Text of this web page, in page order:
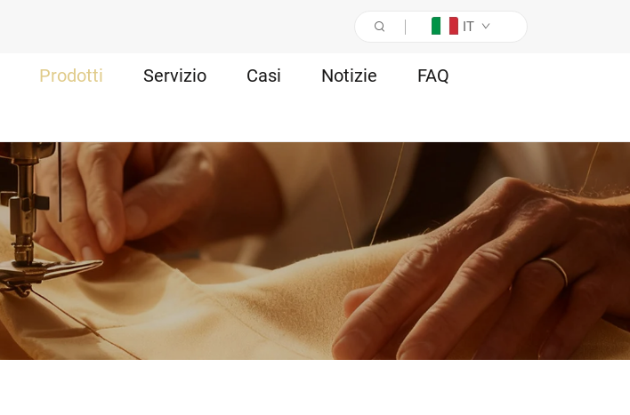
IT
Prodotti Servizio Casi Notizie FAQ